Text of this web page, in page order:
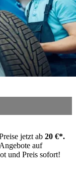
jetzt ab 20 €*.
auf
und Preis sofort!